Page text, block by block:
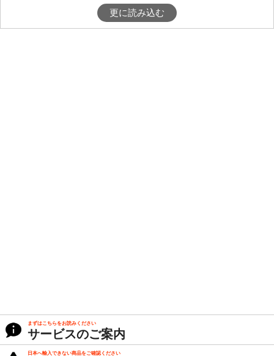
更に読み込む
まずはこちらをお読みください
サービスのご案内
日本へ輸入できない商品をご確認ください